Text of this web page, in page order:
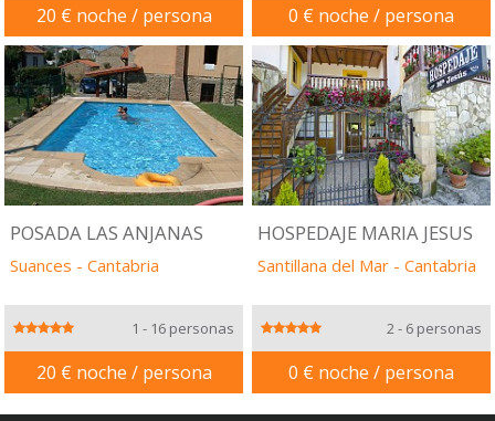
20 € noche / persona 0 € noche / persona
POSADA LAS ANJANAS
Suances - Cantabria
1 - 16 personas
20 € noche / persona
HOSPEDAJE MARIA JESUS
Santillana del Mar - Cantabria
2 - 6 personas
0 € noche / persona